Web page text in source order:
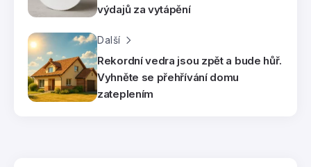
výdajů za vytápění
Další
Rekordní vedra jsou zpět a bude hůř.
Vyhněte se přehřívání domu
zateplením